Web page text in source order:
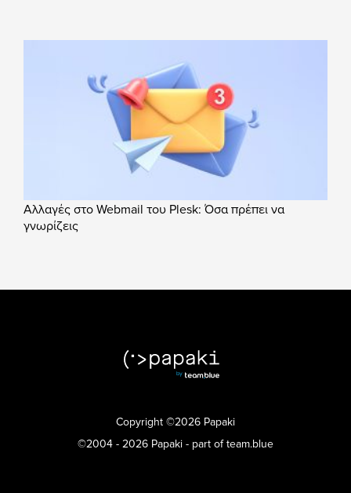
Αλλαγές στο Webmail του Plesk: Όσα πρέπει να
γνωρίζεις
Copyright ©2026 Papaki
©2004 - 2026 Papaki - part of team.blue